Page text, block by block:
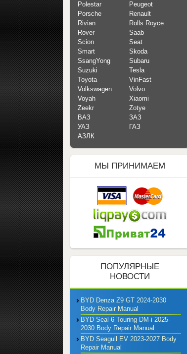
Polestar
Peugeot
Porsche
Renault
Rivian
Rolls Royce
Rover
Saab
Scion
Seat
Smart
Skoda
SsangYong
Subaru
Suzuki
Tesla
Toyota
VinFast
Volkswagen
Volvo
Voyah
Xiaomi
Zeekr
Zotye
ВАЗ
ЗАЗ
УАЗ
ГАЗ
АЗЛК
МЫ ПРИНИМАЕМ
ПОПУЛЯРНЫЕ
НОВОСТИ
BYD Denza Z9 GT 2024-2030
Body Repair Manual
BYD Seal 6 Touring DM-i 2025-
2030 Body Repair Manual
BYD Seagull EV 2023-2027 Body
Repair Manual